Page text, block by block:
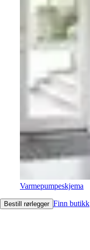
Varmepumpeskjema
Bestill rørlegger Finn butikk